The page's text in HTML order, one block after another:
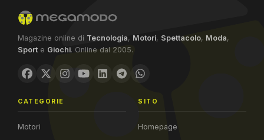
Magazine online di Tecnologia, Motori, Spettacolo, Moda,
Sport e Giochi. Online dal 2005.
CATEGORIE
Motori
SITO
Homepage